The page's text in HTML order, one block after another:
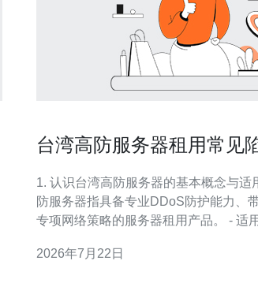
台湾高防服务器租用常见
1. 认识台湾高防服务器的基本概念与适
防服务器指具备专业DDoS防护能力、
专项网络策略的服务器租用产品。 - 适
服务。 - 风险点提示：不要只以“防护峰
2026年7月22日